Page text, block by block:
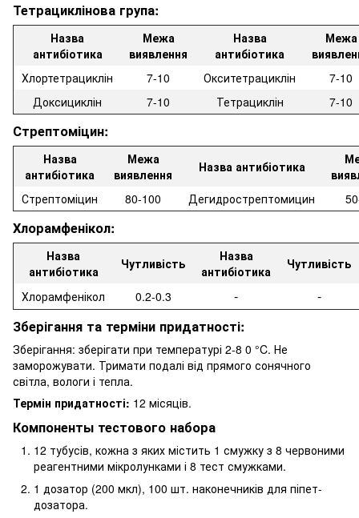
Тетрациклінова група:
Назва
антибіотика
Межа
виявлення
Назва
антибіотика
Межа
Хлортетрациклін
7-10 Окситетрациклін
7-10
Доксициклін
7-10 Тетрациклін 7-10
Стрептоміцин:
Назва
антибіотика
Межа
виявлення
Назва антибіотика
Стрептоміцин
80-100 Дегидрострептомицин
Хлорамфенікол:
Назва
антибіотика
Чутливість
Назва
антибіотика
Чутливість
Хлорамфенікол 0.2-0.3 -
-
Зберігання та терміни придатності:
Зберігання: зберігати при температурі 2-8 0 °C. Не
заморожувати. Тримати подалі від прямого сонячного
світла, вологи і тепла.
Термін придатності: 12 місяців.
Компоненты тестового набора
12 тубусів, кожна з яких містить 1 смужку з 8 червоними
реагентними мікролунками і 8 тест смужками.
1 дозатор (200 мкл), 100 шт. наконечників для піпет-
дозатора.